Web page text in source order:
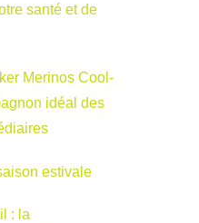
santé et de
Merinos Cool-
idéal des
estivale
: la